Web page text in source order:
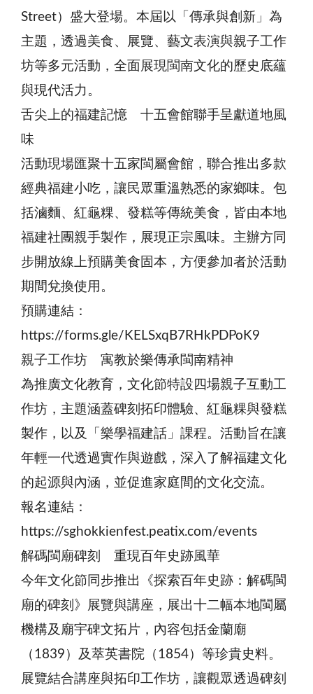
Street）盛大登場。本屆以「傳承與創新」為
主題，透過美食、展覽、藝文表演與親子工作
坊等多元活動，全面展現閩南文化的歷史底蘊
與現代活力。
舌尖上的福建記憶 十五會館聯手呈獻道地風
味
活動現場匯聚十五家閩屬會館，聯合推出多款
經典福建小吃，讓民眾重溫熟悉的家鄉味。包
括滷麵、紅龜粿、發糕等傳統美食，皆由本地
福建社團親手製作，展現正宗風味。主辦方同
步開放線上預購美食固本，方便參加者於活動
期間兌換使用。
預購連結：
https://forms.gle/KELSxqB7RHkPDPoK9
親子工作坊 寓教於樂傳承閩南精神
為推廣文化教育，文化節特設四場親子互動工
作坊，主題涵蓋碑刻拓印體驗、紅龜粿與發糕
製作，以及「樂學福建話」課程。活動旨在讓
年輕一代透過實作與遊戲，深入了解福建文化
的起源與內涵，並促進家庭間的文化交流。
報名連結：
https://sghokkienfest.peatix.com/events
解碼閩廟碑刻 重現百年史跡風華
今年文化節同步推出《探索百年史跡：解碼閩
廟的碑刻》展覽與講座，展出十二幅本地閩屬
機構及廟宇碑文拓片，內容包括金蘭廟
（1839）及萃英書院（1854）等珍貴史料。
展覽結合講座與拓印工作坊，讓觀眾透過碑刻